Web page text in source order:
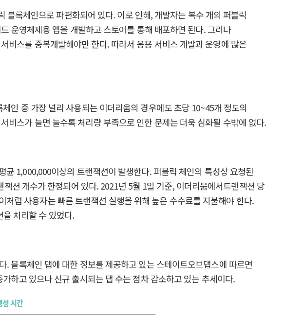
록체인으로 파편화되어 있다. 이로 인해, 개발자는 복수 개의 퍼블릭
운영체제용 앱을 개발하고 스토어를 통해 배포하면 된다. 그러나
비스를 중복개발해야만 한다. 따라서 응용 서비스 개발과 운영에 많은
인 중 가장 널리 사용되는 이더리움의 경우에도 초당 10~45개 정도의
비스가 늘면 늘수록 처리량 부족으로 인한 문제는 더욱 심화될 수밖에 없다.
1,000,000이상의 트랜잭션이 발생한다. 퍼블릭 체인의 특성상 요청된
션 개수가 한정되어 있다. 2021년 5월 1일 기준, 이더리움에서트랜잭션 당
럼 사용자는 빠른 트랜잭션 실행을 위해 높은 수수료를 지불해야 한다.
처리할 수 있었다.
블록체인 댑에 대한 정보를 제공하고 있는 스테이트오브댑스에 따르면
하고 있으나 신규 출시되는 댑 수는 점차 감소하고 있는 추세이다.